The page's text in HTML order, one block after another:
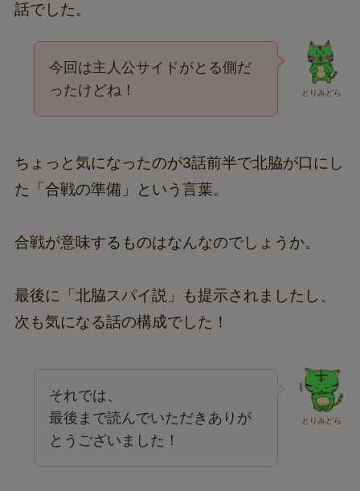
話でした。
とりみどら
今回は主人公サイドがとる側だ
ったけどね！
ちょっと気になったのが3話前半で北脇が口にし
た「合戦の準備」という言葉。
合戦が意味するものはなんなのでしょうか。
最後に「北脇スパイ説」も提示されましたし、
次も気になる話の構成でした！
とりみどら
それでは、
最後まで読んでいただきありが
とうございました！